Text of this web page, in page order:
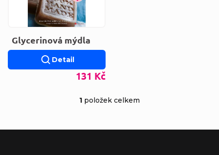
Glycerinová mýdla
131 Kč
Detail
1 položek celkem